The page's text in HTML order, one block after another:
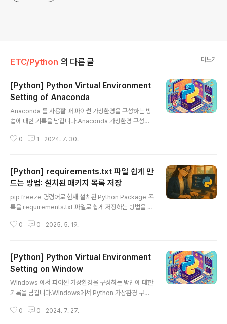
ETC/Python 의 다른 글 더보기
[Python] Python Virtual Environment
Setting of Anaconda
Anaconda 를 사용할 때 파이썬 가상환경을 구성하는 방
법에 대한 기록을 남깁니다.Anaconda 가상환경 구성하
양한 프로젝트마다 다른 패키지와 라이브러리를 사용할 필
nda는 이러한 가상환경을 쉽게 관리할 수 있는 도구를 제
공합니다. 이번 포스트에서는 Anaconda를 이용해 가상
환경을 구성하는 방법을 단계별로 자세히 설명하겠습니다.
1. Anaconda 설치하기먼저, Anaconda를 설치해야 합
니다. Anaconda는 공식 웹사이트에서 다운로드할 수 있
습니다.Anaconda 공식사이트의 DownLoad Page로
0 1 2024. 7. 30.
[Python] requirements.txt 파일 쉽게 만
드는 방법: 설치된 패키지 목록 저장
pip freeze 명령어로 현재 설치된 Python Package 목
록을 requirements.txt 파일로 쉽게 저장하는 방법을 소
Package 목록을 다른 환경에서도 똑같이 재현하고 싶을
는 현재 설치된 Package들을 requirements.txt 파일
로 저장하는 방법과, 작업 시 유의할 점들을 정리해보았습
니다.requirements.txt란 무엇인가요?requirements.
txt는 Python 프로젝트에서 필요한 Package와 그 Ver
sion을 기록해 두는 표준 파일입니다. 이 파일을 통해 다른
개발자나 ..
0 0 2025. 5. 19.
[Python] Python Virtual Environment
Setting on Window
Windows 에서 파이썬 가상환경을 구성하는 방법에 대한
기록을 남깁니다.Windows에서 Python 가상환경 구성
버전이 필요할 때가 있다. 이를 관리하기 위해 Python 가
0 0 2024. 7. 27.